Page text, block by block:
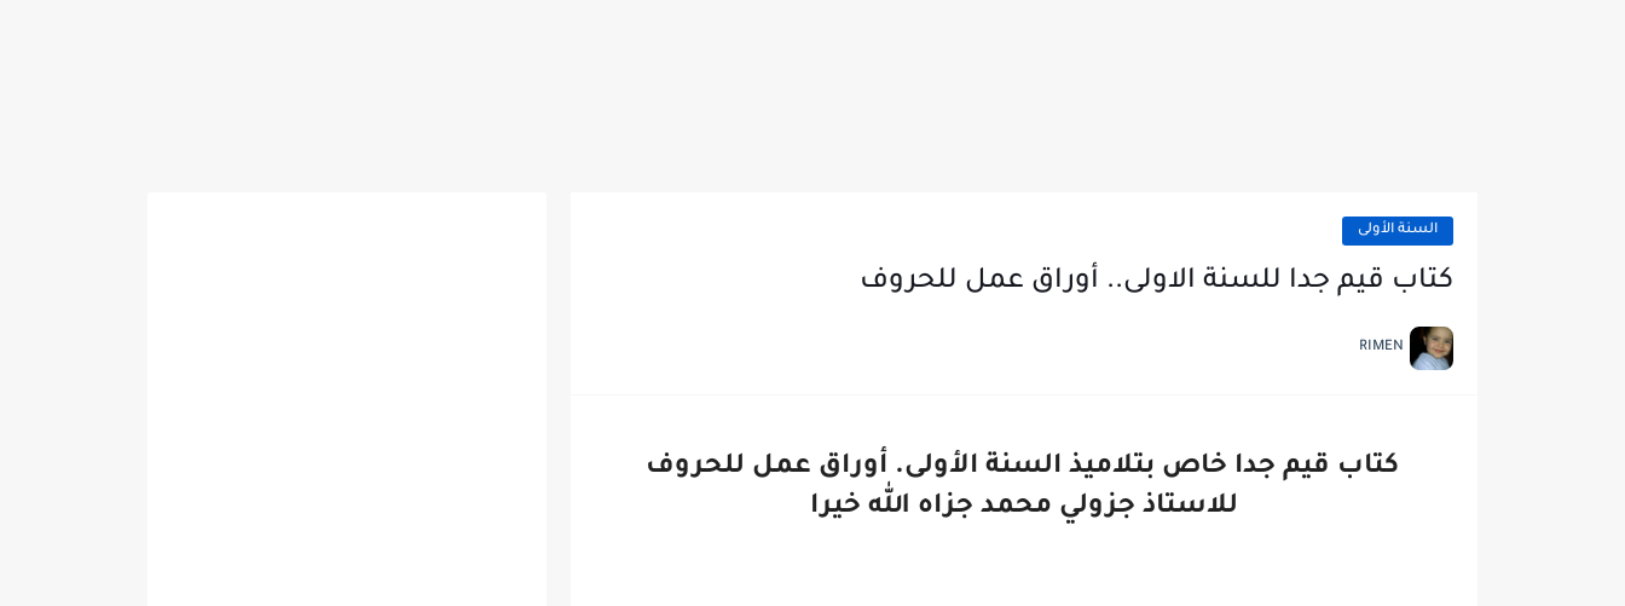
السنة الأولى
كتاب قيم جدا للسنة الاولى.. أوراق عمل للحروف
RIMEN
كتاب قيم جدا خاص بتلاميذ السنة الأولى. أوراق عمل للحروف
للاستاذ جزولي محمد جزاه الله خيرا